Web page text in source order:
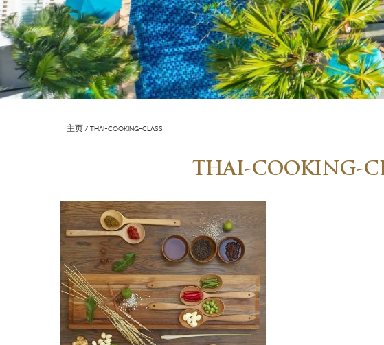
主页 THAI-COOKING-CLASS
THAI-COOKING-